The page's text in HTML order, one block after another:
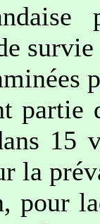
partie
15
la
pour